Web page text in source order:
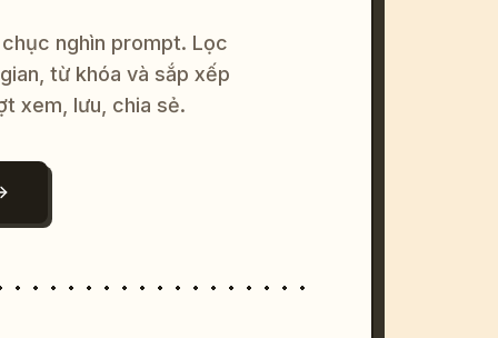
nghìn prompt. Lọc
từ khóa và sắp xếp
xem, lưu, chia sẻ.